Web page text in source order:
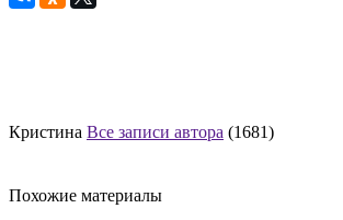
Кристина Все записи автора (1681)
Похожие материалы